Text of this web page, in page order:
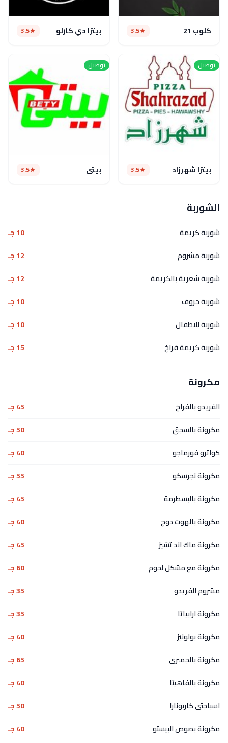
كلوب 21 3.5 بيتزا دي كارلو 3.5
توصيل
بيتزا شهرزاد 3.5
توصيل
بيتي 3.5
الشوربة
شوربة كريمة
10 جـ
شوربة مشروم
12 جـ
شوربة شعرية بالكريمة
12 جـ
شوربة حروف
10 جـ
شوربة للاطفال
10 جـ
شوربة كريمة فراخ
15 جـ
مكرونة
الفريدو بالفراخ
45 جـ
مكرونة بالسجق
50 جـ
كواترو فورماجو
40 جـ
مكرونة نجرسكو
55 جـ
مكرونة بالبسطرمة
45 جـ
مكرونة بالهوت دوج
40 جـ
مكرونة ماك اند تشيز
45 جـ
مكرونة مع مشكل لحوم
60 جـ
مشروم الفريدو
35 جـ
مكرونة ارابياتا
35 جـ
مكرونة بولونيز
40 جـ
مكرونة بالجمبرى
65 جـ
مكرونة بالفاهيتا
40 جـ
اسباجتى كاربونارا
50 جـ
مكرونة بصوص البيستو
40 جـ